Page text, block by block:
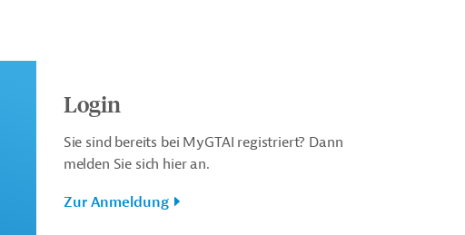
Login
Sie sind bereits bei MyGTAI registriert? Dann
melden Sie sich hier an.
Zur Anmeldung